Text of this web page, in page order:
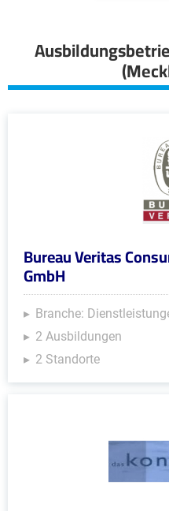
Bureau Veritas
GmbH
Branche:
2 Ausbildungen
2 Standorte